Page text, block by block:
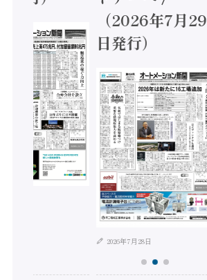
（2026年7月29
日発行）
2026年7月28日